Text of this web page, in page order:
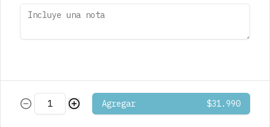
Vainilla Musetti
Agregar $31.990